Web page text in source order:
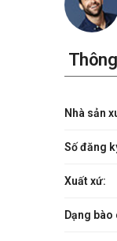
Nhà sản
Số đăng
Xuất xứ:
Dạng bào